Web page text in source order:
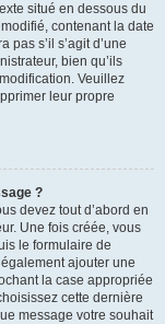
situé en dessous du
contenant la date
pas s’il s’agit d’une
bien qu’ils
Veuillez
leur propre
?
devez tout d’abord en
Une fois créée, vous
le formulaire de
ajouter une
la case appropriée
cette dernière
message votre souhait